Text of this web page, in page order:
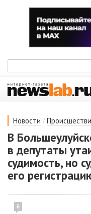
Новости /
В
в депутаты
судимость, но
его
6